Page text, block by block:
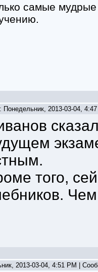
самые
Понедельник, 2013-03-04,
того,
2013-03-04, 4:51 PM |